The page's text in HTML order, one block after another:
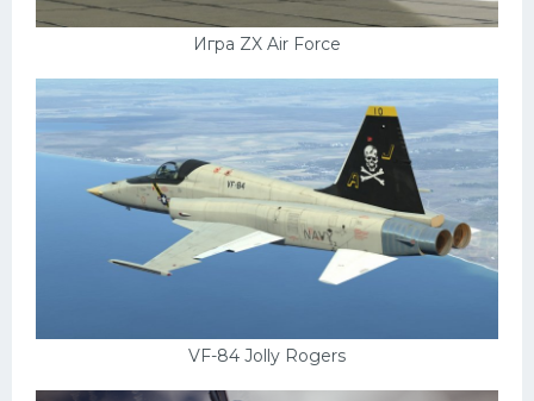
Игра ZX Air Force
VF-84 Jolly Rogers